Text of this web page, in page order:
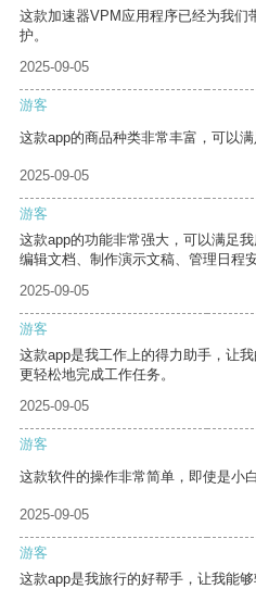
这款加速器VPM应用程序已经为我们
护。
2025-09-05
游客
这款app的商品种类非常丰富，可以满
2025-09-05
游客
这款app的功能非常强大，可以满足
编辑文档、制作演示文稿、管理日程安
2025-09-05
游客
这款app是我工作上的得力助手，让
更轻松地完成工作任务。
2025-09-05
游客
这款软件的操作非常简单，即使是小
2025-09-05
游客
这款app是我旅行的好帮手，让我能